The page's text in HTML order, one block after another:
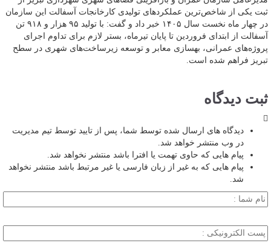
ثبت یکی از شاخص‌ترین عملکردهای تولیدی کارخانجات آسفالت این سازمان
در چهار ماه نخست سال ۱۴۰۵ خبر داد و گفت: با تولید ۹۵ هزار و ۹۱۸ تن
آسفالت از ابتدای فروردین تا پایان تیرماه، بستر لازم برای تداوم اجرای
پروژه‌های عمرانی، بهسازی معابر و توسعه زیرساخت‌های شهری در سطح
تبریز فراهم شده است.
ثبت دیدگاه
دیدگاه های ارسال شده توسط شما، پس از تایید توسط تیم مدیریت
در وب منتشر خواهد شد.
پیام هایی که حاوی تهمت یا افترا باشد منتشر نخواهد شد.
پیام هایی که به غیر از زبان فارسی یا غیر مرتبط باشد منتشر نخواهد
شد.